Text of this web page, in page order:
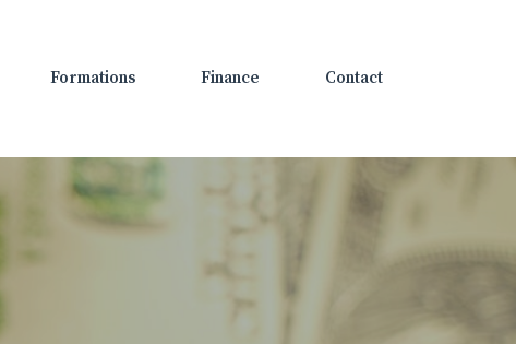
Formations Finance Contact